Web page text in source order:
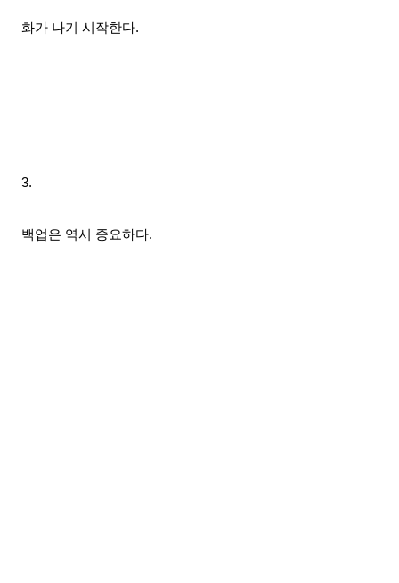
화가 나기 시작한다.
3.
백업은 역시 중요하다.